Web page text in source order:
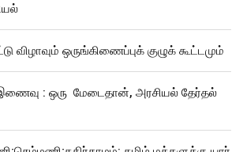
விழாவும் ஒருங்கிணைப்புக் குழுக் கூட்டமும்
: ஒரு மேடைதான், அரசியல் தேர்தல்